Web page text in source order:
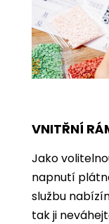
VNITŘNÍ
Jako
napnutí
službu
tak ji